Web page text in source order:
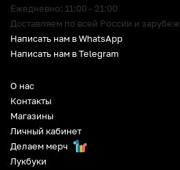
О нас
Контакты
Магазины
Личный кабинет
Делаем мерч
Лукбуки
Ежедневно: 11:00 - 21:00
Доставляем по всей России и зарубеж
Написать нам в WhatsApp
Написать нам в Telegram